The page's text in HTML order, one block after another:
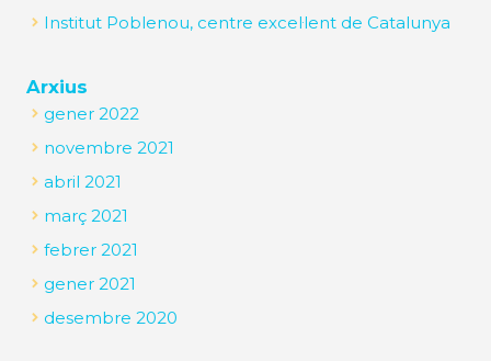
Institut Poblenou, centre excel·lent de Catalunya
Arxius
gener 2022
novembre 2021
abril 2021
març 2021
febrer 2021
gener 2021
desembre 2020